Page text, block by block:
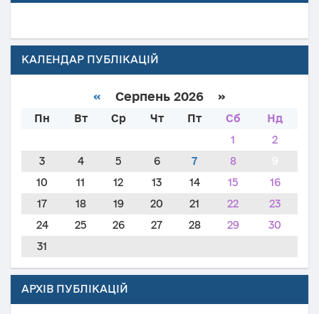
КАЛЕНДАР ПУБЛІКАЦІЙ
« Серпень 2026 »
Пн Вт Ср Чт Пт Сб
Нд
1
2
3
4 5 6 7 8
10
11 12 13 14 15
16
17
18 19 20 21 22
23
24
25 26 27 28 29
30
31
АРХІВ ПУБЛІКАЦІЙ